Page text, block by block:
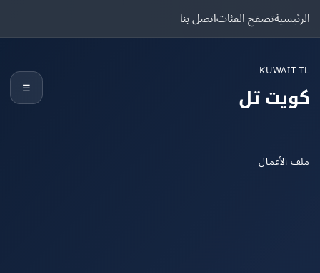
تصفح الفئاتاتصل بنا
تل